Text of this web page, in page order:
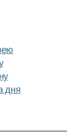
дня